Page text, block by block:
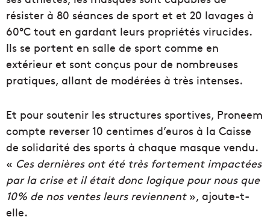
résister à 80 séances de sport et et 20 lavages à
60°C tout en gardant leurs propriétés virucides.
Ils se portent en salle de sport comme en
extérieur et sont conçus pour de nombreuses
pratiques, allant de modérées à très intenses.
Et pour soutenir les structures sportives, Proneem
compte reverser 10 centimes d’euros à la Caisse
de solidarité des sports à chaque masque vendu.
« Ces dernières ont été très fortement impactées
par la crise et il était donc logique pour nous que
10% de nos ventes leurs reviennent», ajoute-t-
elle.